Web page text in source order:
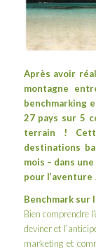
Après avoir
montagne
benchmarking
27 pays sur 5
terrain !
destinations
mois – dans
pour l’aventure
Benchmark
Bien comprendre
deviner et
marketing et